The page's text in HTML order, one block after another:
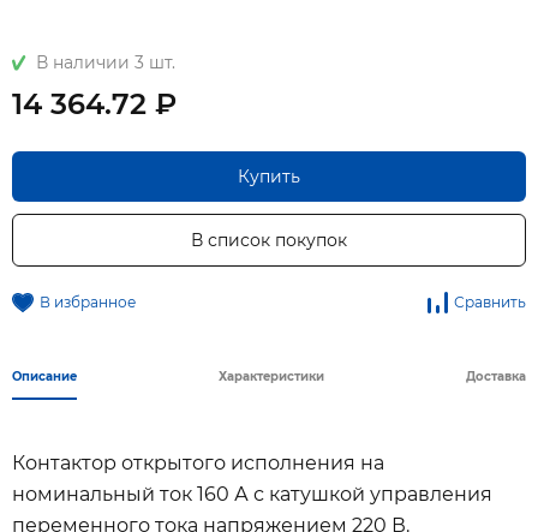
В наличии 3 шт.
14 364.72 ₽
Купить
В список покупок
В избранное Сравнить
Описание Характеристики Доставка
Контактор открытого исполнения на
номинальный ток 160 А с катушкой управления
переменного тока напряжением 220 В.